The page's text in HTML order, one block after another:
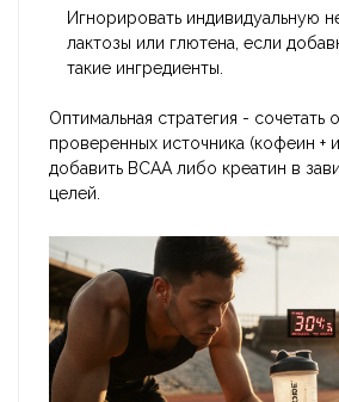
Игнорировать индивидуальную
лактозы или глютена, если
такие ингредиенты.
Оптимальная стратегия - сочетать
проверенных источника (кофеин +
добавить BCAA либо креатин в
целей.